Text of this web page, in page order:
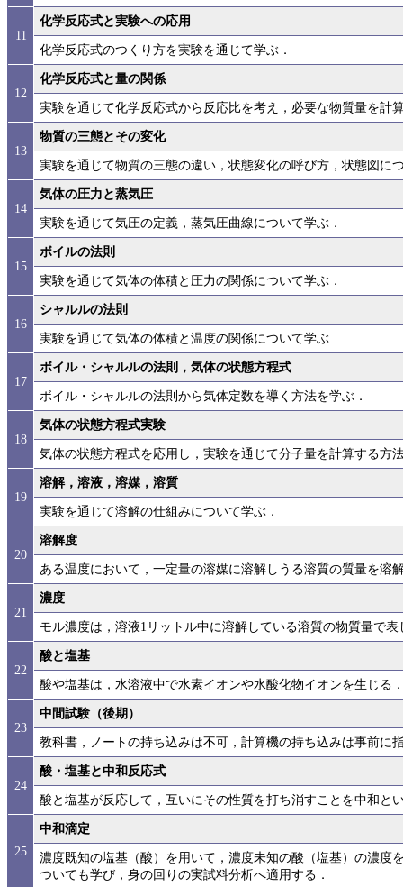
11
化学反応式と実験への応用
化学反応式のつくり方を実験を通じて学ぶ．
12
化学反応式と量の関係
実験を通じて化学反応式から反応比を考え，必要な物質量を計
13
物質の三態とその変化
実験を通じて物質の三態の違い，状態変化の呼び方，状態図に
14
気体の圧力と蒸気圧
実験を通じて気圧の定義，蒸気圧曲線について学ぶ．
15
ボイルの法則
実験を通じて気体の体積と圧力の関係について学ぶ．
16
シャルルの法則
実験を通じて気体の体積と温度の関係について学ぶ
17
ボイル・シャルルの法則，気体の状態方程式
ボイル・シャルルの法則から気体定数を導く方法を学ぶ．
18
気体の状態方程式実験
気体の状態方程式を応用し，実験を通じて分子量を計算する方
19
溶解，溶液，溶媒，溶質
実験を通じて溶解の仕組みについて学ぶ．
20
溶解度
ある温度において，一定量の溶媒に溶解しうる溶質の質量を溶
21
濃度
モル濃度は，溶液1リットル中に溶解している溶質の物質量で
22
酸と塩基
酸や塩基は，水溶液中で水素イオンや水酸化物イオンを生じる
23
中間試験（後期）
教科書，ノートの持ち込みは不可，計算機の持ち込みは事前に
24
酸・塩基と中和反応式
酸と塩基が反応して，互いにその性質を打ち消すことを中和と
25
中和滴定
濃度既知の塩基（酸）を用いて，濃度未知の酸（塩基）の濃度
ついても学び，身の回りの実試料分析へ適用する．